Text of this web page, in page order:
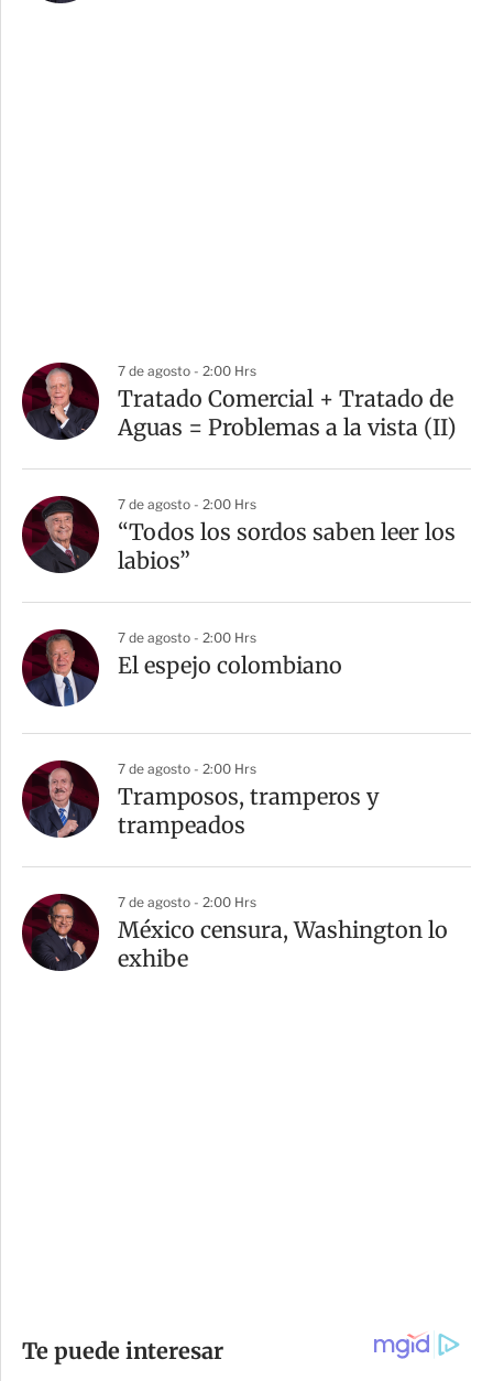
7 de agosto - 2:00 Hrs
Tratado Comercial + Tratado de
Aguas = Problemas a la vista (II)
7 de agosto - 2:00 Hrs
“Todos los sordos saben leer los
labios”
7 de agosto - 2:00 Hrs
El espejo colombiano
7 de agosto - 2:00 Hrs
Tramposos, tramperos y
trampeados
7 de agosto - 2:00 Hrs
México censura, Washington lo
exhibe